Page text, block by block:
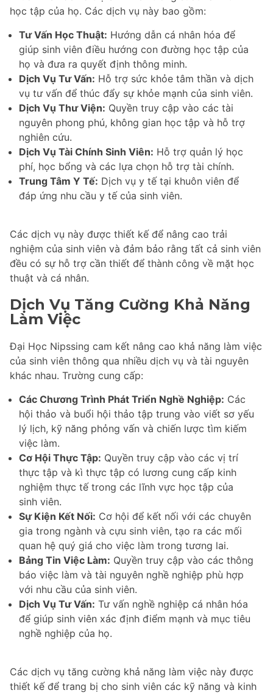
học tập của họ. Các dịch vụ này bao gồm:
Tư Vấn Học Thuật: Hướng dẫn cá nhân hóa để
giúp sinh viên điều hướng con đường học tập của
họ và đưa ra quyết định thông minh.
Dịch Vụ Tư Vấn: Hỗ trợ sức khỏe tâm thần và dịch
vụ tư vấn để thúc đẩy sự khỏe mạnh của sinh viên.
Dịch Vụ Thư Viện: Quyền truy cập vào các tài
nguyên phong phú, không gian học tập và hỗ trợ
nghiên cứu.
Dịch Vụ Tài Chính Sinh Viên: Hỗ trợ quản lý học
phí, học bổng và các lựa chọn hỗ trợ tài chính.
Trung Tâm Y Tế: Dịch vụ y tế tại khuôn viên để
đáp ứng nhu cầu y tế của sinh viên.
Các dịch vụ này được thiết kế để nâng cao trải
nghiệm của sinh viên và đảm bảo rằng tất cả sinh viên
đều có sự hỗ trợ cần thiết để thành công về mặt học
thuật và cá nhân.
Dịch Vụ Tăng Cường Khả Năng
Làm Việc
Đại Học Nipssing cam kết nâng cao khả năng làm việc
của sinh viên thông qua nhiều dịch vụ và tài nguyên
khác nhau. Trường cung cấp:
Các Chương Trình Phát Triển Nghề Nghiệp: Các
hội thảo và buổi hội thảo tập trung vào viết sơ yếu
lý lịch, kỹ năng phỏng vấn và chiến lược tìm kiếm
việc làm.
Cơ Hội Thực Tập: Quyền truy cập vào các vị trí
thực tập và kì thực tập có lương cung cấp kinh
nghiệm thực tế trong các lĩnh vực học tập của
sinh viên.
Sự Kiện Kết Nối: Cơ hội để kết nối với các chuyên
gia trong ngành và cựu sinh viên, tạo ra các mối
quan hệ quý giá cho việc làm trong tương lai.
Bảng Tin Việc Làm: Quyền truy cập vào các thông
báo việc làm và tài nguyên nghề nghiệp phù hợp
với nhu cầu của sinh viên.
Dịch Vụ Tư Vấn: Tư vấn nghề nghiệp cá nhân hóa
để giúp sinh viên xác định điểm mạnh và mục tiêu
nghề nghiệp của họ.
Các dịch vụ tăng cường khả năng làm việc này được
thiết kế để trang bị cho sinh viên các kỹ năng và kinh